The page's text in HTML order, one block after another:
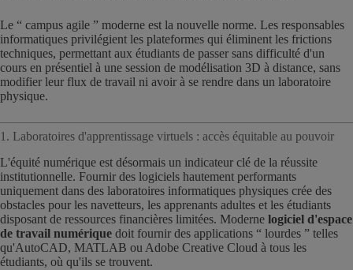
Le “ campus agile ” moderne est la nouvelle norme. Les responsables
informatiques privilégient les plateformes qui éliminent les frictions
techniques, permettant aux étudiants de passer sans difficulté d'un
cours en présentiel à une session de modélisation 3D à distance, sans
modifier leur flux de travail ni avoir à se rendre dans un laboratoire
physique.
1. Laboratoires d'apprentissage virtuels : accès équitable au pouvoir
L'équité numérique est désormais un indicateur clé de la réussite
institutionnelle. Fournir des logiciels hautement performants
uniquement dans des laboratoires informatiques physiques crée des
obstacles pour les navetteurs, les apprenants adultes et les étudiants
disposant de ressources financières limitées. Moderne logiciel d'espace
de travail numérique doit fournir des applications “ lourdes ” telles
qu'AutoCAD, MATLAB ou Adobe Creative Cloud à tous les
étudiants, où qu'ils se trouvent.